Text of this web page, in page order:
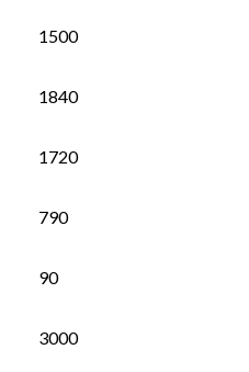
1500
1840
1720
790
90
3000